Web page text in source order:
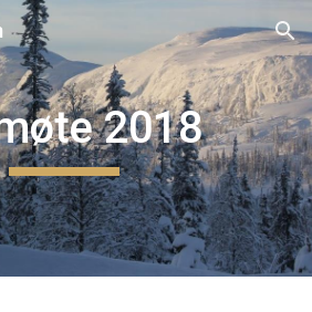
Skip to navigation
2018